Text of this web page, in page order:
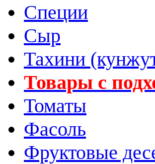
Специи
Сыр
Тахини
Товары с
Томаты
Фасоль
Фруктовые